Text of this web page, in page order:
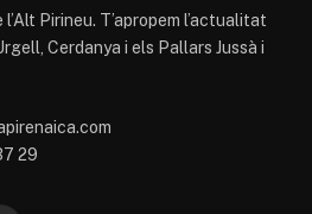
Pirineu. T’apropem l’actualitat
Cerdanya i els Pallars Jussà i
29